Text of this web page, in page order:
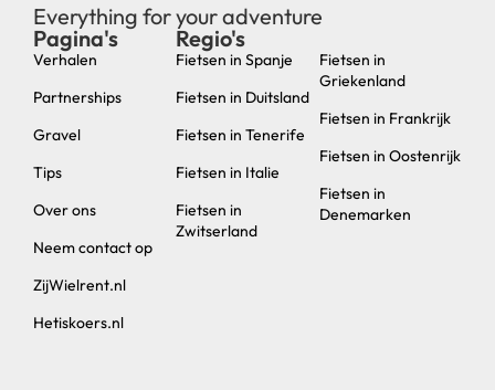
Everything for your adventure
Pagina's
Verhalen
Partnerships
Gravel
Tips
Over ons
Neem contact op
ZijWielrent.nl
Hetiskoers.nl
Regio's
Fietsen in Spanje
Fietsen in Duitsland
Fietsen in Tenerife
Fietsen in Italie
Fietsen in
Zwitserland
Fietsen in
Griekenland
Fietsen in Frankrijk
Fietsen in Oostenrijk
Fietsen in
Denemarken